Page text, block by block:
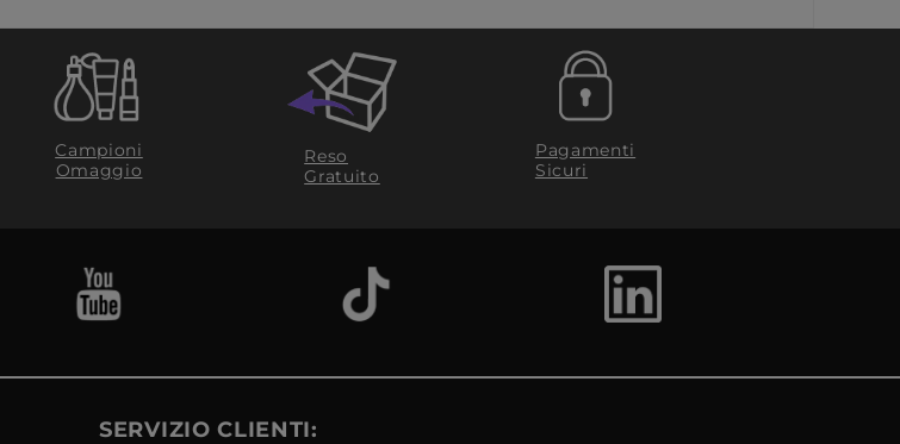
Campioni
Omaggio
Reso
Gratuito
Pagamenti
Sicuri
SERVIZIO CLIENTI: